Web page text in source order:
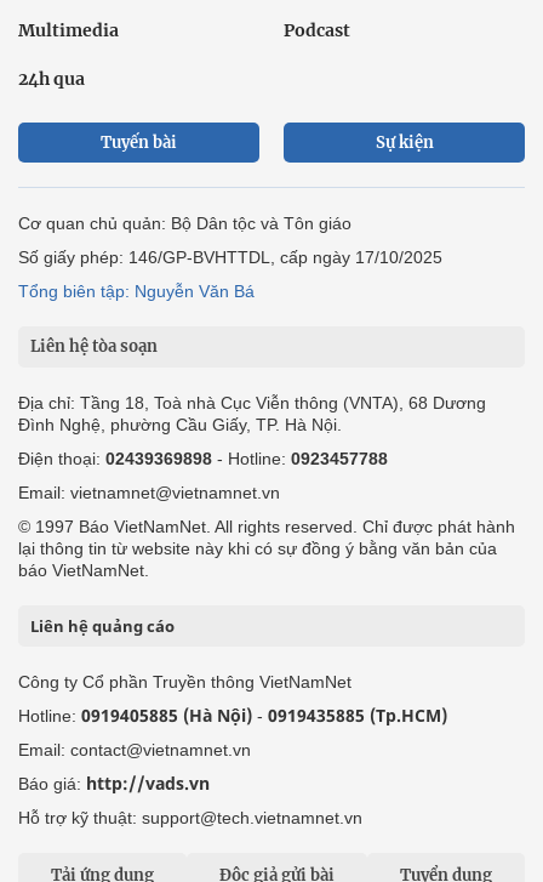
Multimedia Podcast
24h qua
Tuyến bài Sự kiện
Cơ quan chủ quản: Bộ Dân tộc và Tôn giáo
Số giấy phép: 146/GP-BVHTTDL, cấp ngày 17/10/2025
Tổng biên tập: Nguyễn Văn Bá
Liên hệ tòa soạn
Địa chỉ: Tầng 18, Toà nhà Cục Viễn thông (VNTA), 68 Dương
Đình Nghệ, phường Cầu Giấy, TP. Hà Nội.
Điện thoại: 02439369898 - Hotline: 0923457788
Email: vietnamnet@vietnamnet.vn
© 1997 Báo VietNamNet. All rights reserved. Chỉ được phát hành
lại thông tin từ website này khi có sự đồng ý bằng văn bản của
báo VietNamNet.
Liên hệ quảng cáo
Công ty Cổ phần Truyền thông VietNamNet
Hotline: 0919405885 (Hà Nội) - 0919435885 (Tp.HCM)
Email: contact@vietnamnet.vn
Báo giá: http://vads.vn
Hỗ trợ kỹ thuật: support@tech.vietnamnet.vn
Tải ứng dụng Độc giả gửi bài Tuyển dụng